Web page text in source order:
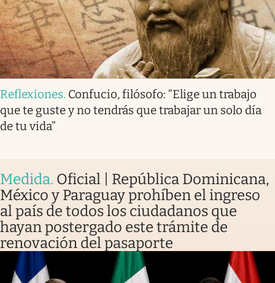
Reflexiones. Confucio, filósofo: “Elige un trabajo
que te guste y no tendrás que trabajar un solo día
de tu vida”
Medida. Oficial | República Dominicana,
México y Paraguay prohíben el ingreso
al país de todos los ciudadanos que
hayan postergado este trámite de
renovación del pasaporte